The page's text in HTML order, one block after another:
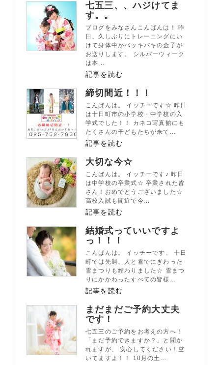
七五三、、ハジけてま
す。。
ブログをみなさんこんばんは！ 昨
日、久しぶりにトレーニングにい
けて身体中がバッキバキの金子が
お送りします。 シルバーウィーク
は本...
記事を読む
締切間近！！！
こんばんは。 イッチーです☆ 昨日
は十日町市の小学校・中学校の入
学式でした！！ カネコ写真館にも
たくさんの子どもたちが来て...
記事を読む
大切な今☆
こんばんは。 イッチーです♪ 昨日
は中学校の卒業式☆ 卒業された皆
さん！おめでとうございました☆
高校入試も間近で今...
記事を読む
結婚式っていいですよ
っ！！！
こんばんは。 イッチーです。 十日
町では先週、人と雪でにぎわった
雪まつりも終わりました☆ 雪まつ
りにかかわったすべての皆様...
記事を読む
まだまだご予約大丈夫
です！
七五三のご予約をお考えの方へ！
「まだ予約できますか？」と聞か
れますが、 安心してください！空
いてますよ！！ 10月の土...